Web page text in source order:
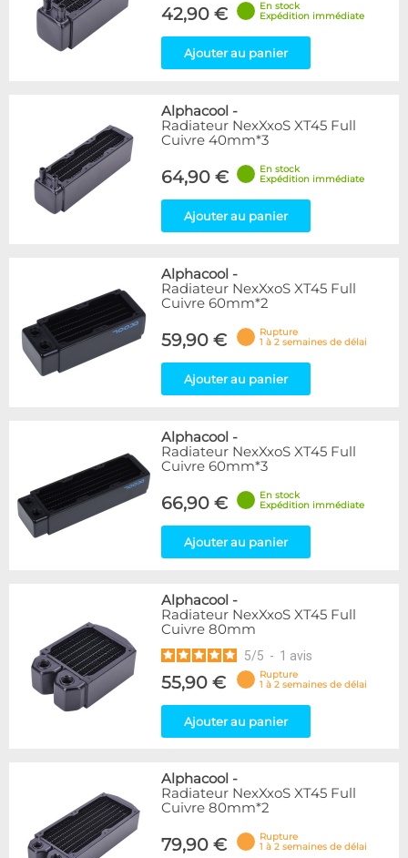
42,90 €
En stock
Expédition immédiate
Ajouter au panier
Alphacool -
Radiateur NexXxoS XT45 Full
Cuivre 40mm*3
64,90 €
En stock
Expédition immédiate
Ajouter au panier
Alphacool -
Radiateur NexXxoS XT45 Full
Cuivre 60mm*2
59,90 €
Rupture
1 à 2 semaines de délai
Ajouter au panier
Alphacool -
Radiateur NexXxoS XT45 Full
Cuivre 60mm*3
66,90 €
En stock
Expédition immédiate
Ajouter au panier
Alphacool -
Radiateur NexXxoS XT45 Full
Cuivre 80mm
5/5 - 1 avis
55,90 €
Rupture
1 à 2 semaines de délai
Ajouter au panier
Alphacool -
Radiateur NexXxoS XT45 Full
Cuivre 80mm*2
79,90 €
Rupture
1 à 2 semaines de délai